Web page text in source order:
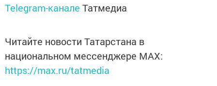
Telegram-канале Татмедиа
Читайте новости Татарстана в
национальном мессенджере MАХ:
https://max.ru/tatmedia